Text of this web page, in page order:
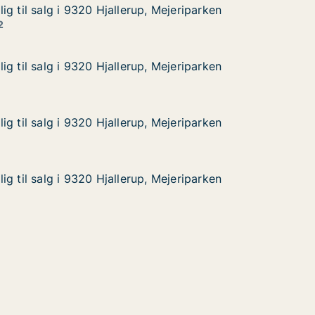
9320 Hjallerup, Mejeriparken
til salg i 9320 Hjallerup, Mejeriparken
til salg i 9320 Hjallerup, Mejeriparken
9320 Hjallerup, Mejeriparken
til salg i 9320 Hjallerup, Mejeriparken
til salg i 9320 Hjallerup, Mejeriparken
9320 Hjallerup, Mejeriparken
til salg i 9320 Hjallerup, Mejeriparken
til salg i 9320 Hjallerup, Mejeriparken
9320 Hjallerup, Mejeriparken
til salg i 9320 Hjallerup, Mejeriparken
til salg i 9320 Hjallerup, Mejeriparken